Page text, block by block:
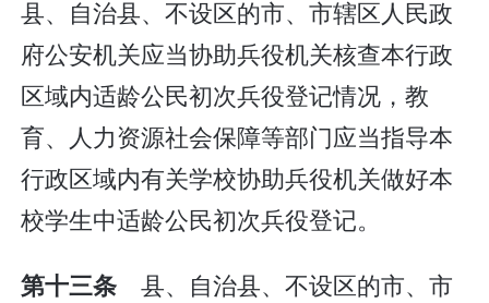
县、自治县、不设区的市、市辖区人民政
府公安机关应当协助兵役机关核查本行政
区域内适龄公民初次兵役登记情况，教
育、人力资源社会保障等部门应当指导本
行政区域内有关学校协助兵役机关做好本
校学生中适龄公民初次兵役登记。
第十三条县、自治县、不设区的市、市